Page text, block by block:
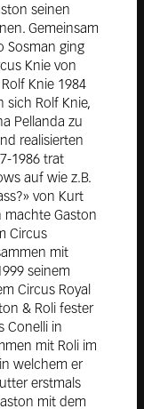
seinen
Gemeinsam
Sosman ging
Knie von
Knie 1984
sich Rolf Knie,
Pellanda zu
realisierten
1986 trat
auf wie z.B.
von Kurt
machte Gaston
Circus
mit
seinem
Circus Royal
& Roli fester
Conelli in
mit Roli im
welchem er
erstmals
mit dem